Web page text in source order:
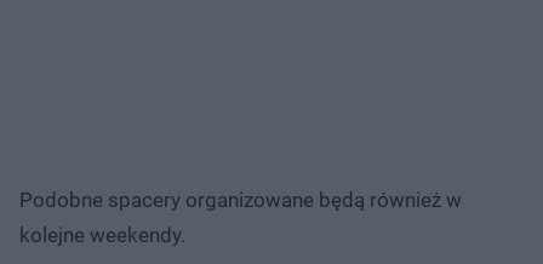
Podobne spacery organizowane będą również w
kolejne weekendy.